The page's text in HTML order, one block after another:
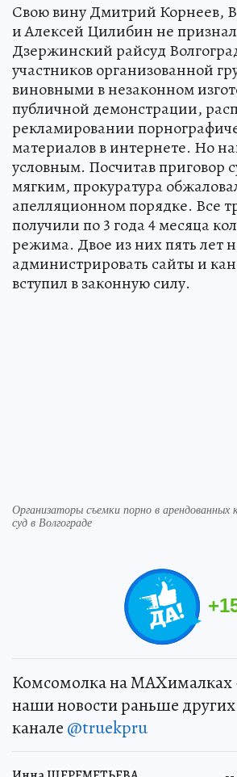
Свою вину Дмитрий Корнеев,
и Алексей Цилибин не
Дзержинский райсуд
участников организованной
виновными в незаконном
публичной демонстрации,
рекламировании
материалов в интернете. Но
условным. Посчитав приговор
мягким, прокуратура
апелляционном порядке. Все
получили по 3 года 4 месяца
режима. Двое из них пять лет
администрировать сайты и
вступил в законную силу.
Организаторы съемки порно в арендованных
суд в Волгограде
+
Комсомолка на MAXималках
наши новости раньше других
канале @truekpru